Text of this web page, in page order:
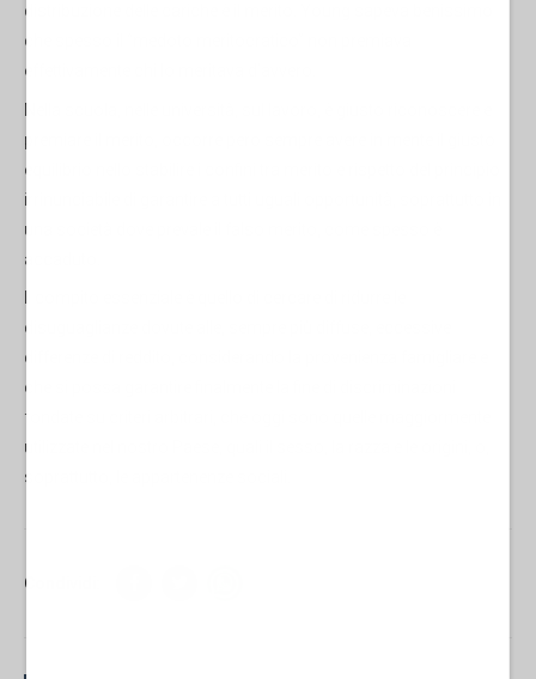
distribuzione delle cariche è il merito. Young sapeva benissimo
che spesso il “medoto meritocratico” non premiava
effettivamente chi lo meritava d’avvero.
premiare il merito, occorre pero sempre avere in mente il giusto
equilibrio nello stabilire i confini tra merito e rispetto del principio
irrinunciabile di garantire a tutti uguali opportunità, soprattutto in
una società dove prevale il falso merito, come spesso è
accaduto.
disuguaglianze dovute alle, sempre più diffuse, eccessive
differenze di reddito, considerando la provenienza famigliare e
che si possa garantire finalmente la fine di discriminazioni
fondate su criteri arbitrari, che oggi sono quelle maggiormente
utilizzate nel nostro Paese, quali il sesso, la razza e le origini, o,
soprattutto, le appartenenze sociali.
Condividi: